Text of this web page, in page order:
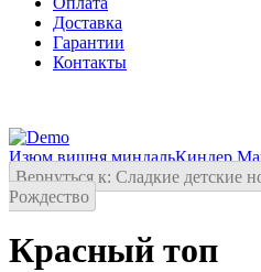
Доставка
Гарантии
Контакты
Изюм,вишня,миндальКиндер
Вернуться к: Сладкие детские
Рождество
Красный топ